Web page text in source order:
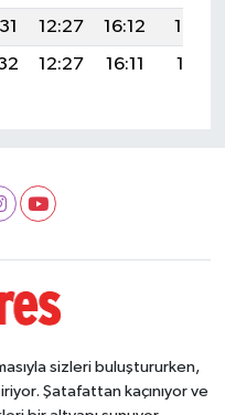
12:27 16:12
19:13
12:27 16:11 19:11
sizleri buluştururken,
Şatafattan kaçınıyor ve